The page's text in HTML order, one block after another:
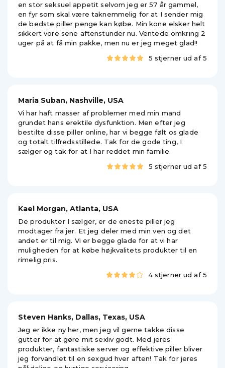
en stor seksuel appetit selvom jeg er 57 år gammel,
en fyr som skal være taknemmelig for at I sender mig
de bedste piller penge kan købe. Min kone elsker helt
sikkert vore sene aftenstunder nu. Ventede omkring 2
uger på at få min pakke, men nu er jeg meget glad!!
5 stjerner ud af 5
Maria Suban, Nashville, USA
Vi har haft masser af problemer med min mand
grundet hans erektile dysfunktion. Men efter jeg
bestilte disse piller online, har vi begge følt os glade
og totalt tilfredsstillede. Tak for de gode ting, I
sælger og tak for at I har reddet min familie.
5 stjerner ud af 5
Kael Morgan, Atlanta, USA
De produkter I sælger, er de eneste piller jeg
modtager fra jer. Et jeg deler med min ven og det
andet er til mig. Vi er begge glade for at vi har
muligheden for at købe højkvalitets produkter til en
rimelig pris.
4 stjerner ud af 5
Steven Hanks, Dallas, Texas, USA
Jeg er ikke ny her, men jeg vil gerne takke disse
gutter for at gøre mit sexliv godt. Med jeres
produkter, fantastiske server og effektive piller bliver
jeg forvandlet til en sexgud hver aften! Tak for jeres